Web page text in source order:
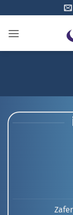
atla